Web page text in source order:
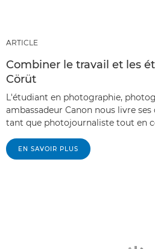
ARTICLE
Combiner le travail et les
Cörüt
L'étudiant en photographie,
ambassadeur Canon nous livre
tant que photojournaliste tout en
EN SAVOIR PLUS